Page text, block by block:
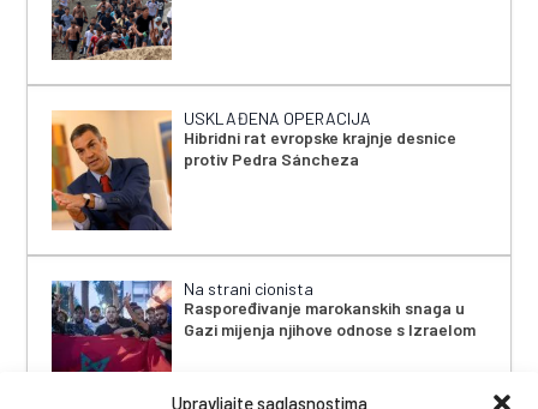
Upravljajte saglasnostima
USKLAĐENA OPERACIJA
Hibridni rat evropske krajnje desnice
protiv Pedra Sáncheza
Na strani cionista
Raspoređivanje marokanskih snaga u
Gazi mijenja njihove odnose s Izraelom